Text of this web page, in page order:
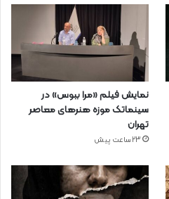
نمایش فیلم «مرا ببوس» در
سینماتک موزه هنرهای معاصر
تهران
23 ساعت پیش